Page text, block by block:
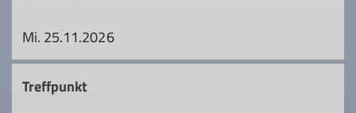
Mi. 25.11.2026
Treffpunkt